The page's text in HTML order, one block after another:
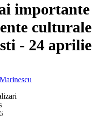
importante
- 24 aprilie